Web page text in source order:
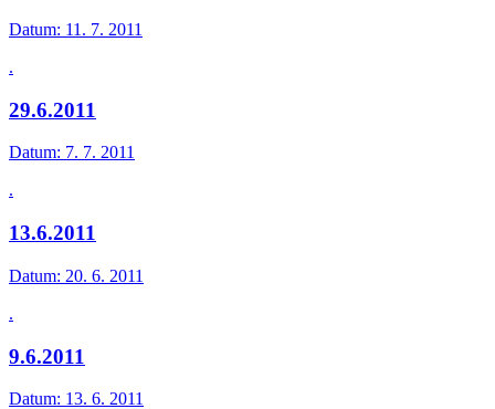
Datum: 11. 7. 2011
.
29.6.2011
Datum: 7. 7. 2011
.
13.6.2011
Datum: 20. 6. 2011
.
9.6.2011
Datum: 13. 6. 2011